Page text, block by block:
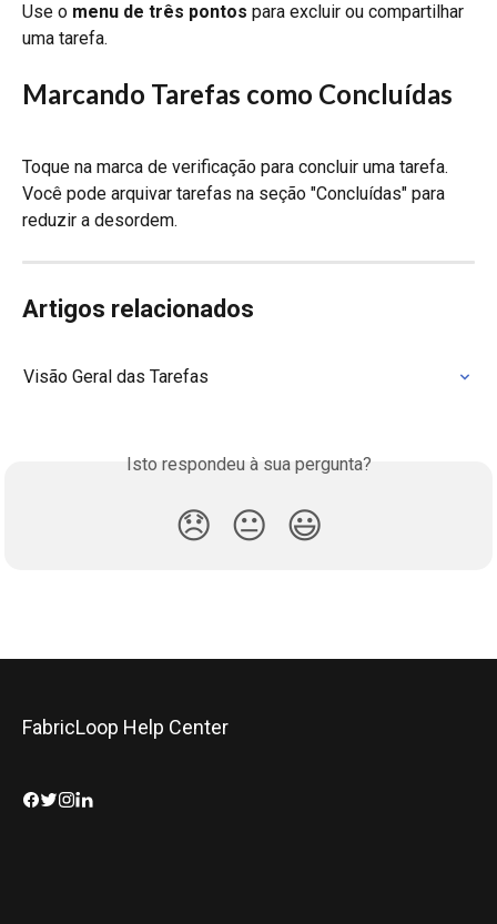
Use o menu de três pontos para excluir ou compartilhar
uma tarefa.
Marcando Tarefas como Concluídas
Toque na marca de verificação para concluir uma tarefa.
Você pode arquivar tarefas na seção "Concluídas" para
reduzir a desordem.
Artigos relacionados
Visão Geral das Tarefas
Isto respondeu à sua pergunta?
😞 😐 😃
FabricLoop Help Center